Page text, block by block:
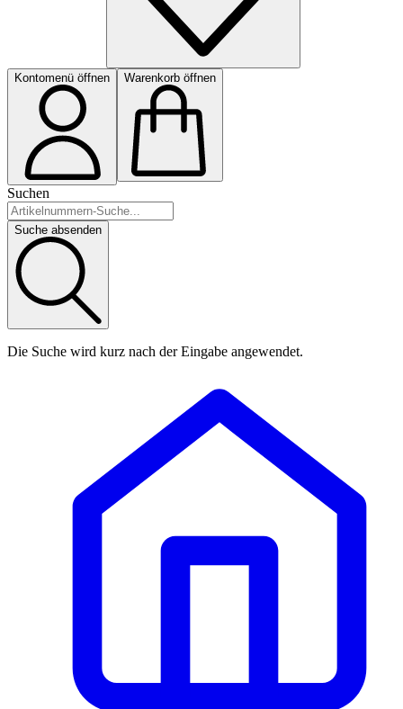
Kontomenü öffnen Warenkorb öffnen
Suchen
Suche absenden
Die Suche wird kurz nach der Eingabe angewendet.